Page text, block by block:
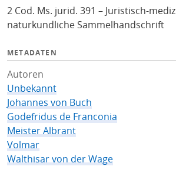
f
o
2 Cod. Ms. jurid. 391 – Juristisch-
naturkundliche Sammelhandschrift
METADATEN
Autoren
Unbekannt
Johannes von Buch
Godefridus de Franconia
Meister Albrant
Volmar
Walthisar von der Wage